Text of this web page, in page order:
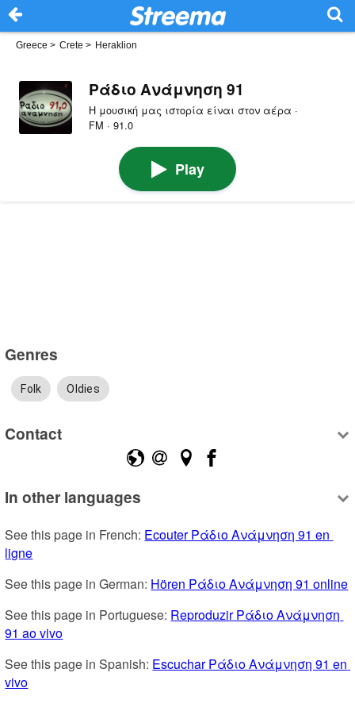
Greece > Crete > Heraklion
Ράδιο Ανάμνηση 91
Η μουσική μας ιστορία είναι στον αέρα ·
FM · 91.0
Play
Genres
Folk Oldies
Contact
In other languages
See this page in French: Ecouter Ράδιο Ανάμνηση 91 en
ligne
See this page in German: Hören Ράδιο Ανάμνηση 91 online
See this page in Portuguese: Reproduzir Ράδιο Ανάμνηση
91 ao vivo
See this page in Spanish: Escuchar Ράδιο Ανάμνηση 91 en
vivo